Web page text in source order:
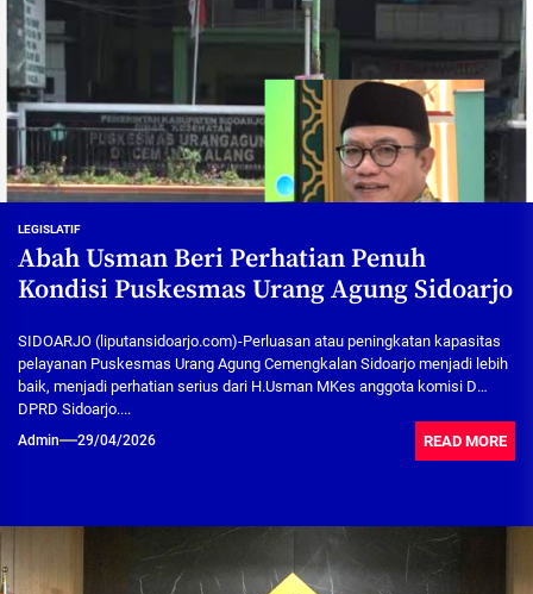
LEGISLATIF
Abah Usman Beri Perhatian Penuh
Kondisi Puskesmas Urang Agung Sidoarjo
SIDOARJO (liputansidoarjo.com)-Perluasan atau peningkatan kapasitas
pelayanan Puskesmas Urang Agung Cemengkalan Sidoarjo menjadi lebih
baik, menjadi perhatian serius dari H.Usman MKes anggota komisi D
DPRD Sidoarjo....
Admin 29/04/2026 READ MORE